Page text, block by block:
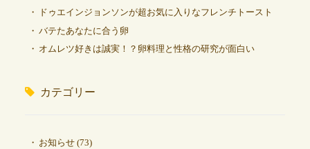
ドゥエインジョンソンが超お気に入りなフレンチトースト
バテたあなたに合う卵
オムレツ好きは誠実！？卵料理と性格の研究が面白い
カテゴリー
お知らせ(73)